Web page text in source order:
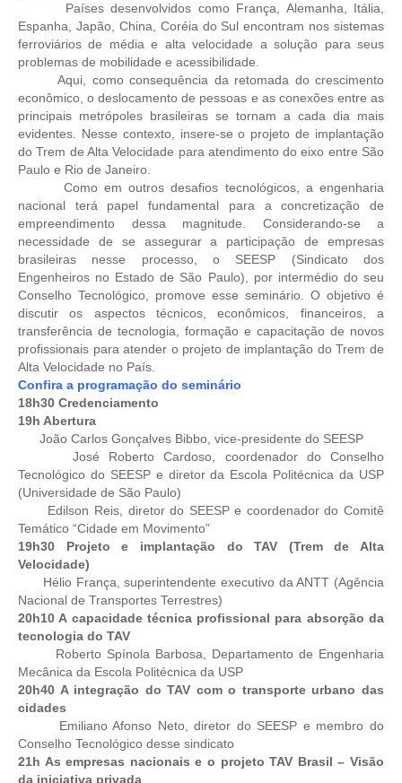
CONTRIBUIÇÕES
CONTRIBUIÇÃO ASSISTENCIAL
CONTRIBUIÇÃO ASSOCIATIVA OU ANUIDADE DE SÓCIO
CONTRIBUIÇÃO SINDICAL URBANA
REVISÃO DE APOSENTADORIA
FGTS EXPURGOS
FGTS CORREÇÃO
LEI 4.950-A/1966 – PISO SALARIAL
LEI 5.194/1966 – REGULAMENTAÇÃO DA PROFISSÃO
LEI 6.496/1977 – ART
RES 1.002/2002 – CÓDIGO DE ÉTICA
HOMOLOGAÇÕES
PISO SALARIAL
FIQUE POR DENTRO
OPORTUNIDADES
APRESENTAÇÃO
EMPREGO E ESTÁGIO
CARREIRA
AUTÔNOMOS E SERVIÇOS
NEWSLETTER
Países desenvolvidos como França, Alemanha, Itália,
Espanha, Japão, China, Coréia do Sul encontram nos sistemas
ferroviários de média e alta velocidade a solução para seus
problemas de mobilidade e acessibilidade.
Aqui, como consequência da retomada do crescimento
econômico, o deslocamento de pessoas e as conexões entre as
principais metrópoles brasileiras se tornam a cada dia mais
evidentes. Nesse contexto, insere-se o projeto de implantação
do Trem de Alta Velocidade para atendimento do eixo entre São
Paulo e Rio de Janeiro.
Como em outros desafios tecnológicos, a engenharia
nacional terá papel fundamental para a concretização de
empreendimento dessa magnitude. Considerando-se a
necessidade de se assegurar a participação de empresas
brasileiras nesse processo, o SEESP (Sindicato dos
Engenheiros no Estado de São Paulo), por intermédio do seu
Conselho Tecnológico, promove esse seminário. O objetivo é
discutir os aspectos técnicos, econômicos, financeiros, a
transferência de tecnologia, formação e capacitação de novos
profissionais para atender o projeto de implantação do Trem de
Alta Velocidade no País.
Confira a programação do seminário
18h30 Credenciamento
19h Abertura
João Carlos Gonçalves Bibbo, vice-presidente do SEESP
José Roberto Cardoso, coordenador do Conselho
Tecnológico do SEESP e diretor da Escola Politécnica da USP
(Universidade de São Paulo)
Edilson Reis, diretor do SEESP e coordenador do Comitê
Temático “Cidade em Movimento”
19h30 Projeto e implantação do TAV (Trem de Alta
Velocidade)
Hélio França, superintendente executivo da ANTT (Agência
Nacional de Transportes Terrestres)
20h10 A capacidade técnica profissional para absorção da
tecnologia do TAV
Roberto Spínola Barbosa, Departamento de Engenharia
Mecânica da Escola Politécnica da USP
20h40 A integração do TAV com o transporte urbano das
cidades
Emiliano Afonso Neto, diretor do SEESP e membro do
Conselho Tecnológico desse sindicato
21h As empresas nacionais e o projeto TAV Brasil – Visão
da iniciativa privada